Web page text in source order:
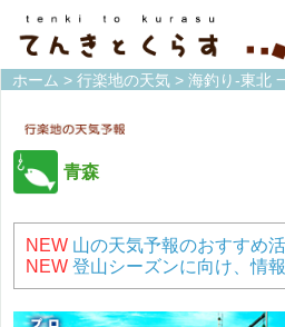
ホーム > 行楽地の天気 > 海釣り-東北
青森
NEW 山の天気予報のおすすめ
NEW 登山シーズンに向け、情